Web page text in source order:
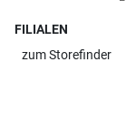
FILIALEN
zumStorefinder